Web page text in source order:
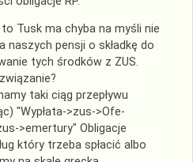
Tusk ma chyba na myśli nie
naszych pensji o składkę do
tych środków z ZUS.
taki ciąg przepływu
"Wypłata->zus->Ofe-
>emertury" Obligacje
który trzeba spłacić albo